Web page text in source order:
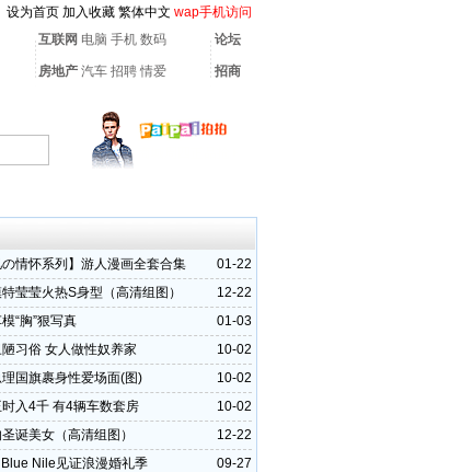
设为首页 加入收藏 繁体中文 wap手机访问
互联网 电脑 手机 数码 论坛
房地产 汽车 招聘 情爱 招商
01-22
の情怀系列】游人漫画全套合集
12-22
莹莹火热S身型（高清组图）
01-03
“胸”狠写真
10-02
习俗 女人做性奴养家
10-02
国旗裹身性爱场面(图)
10-02
入4千 有4辆车数套房
12-22
诞美女（高清组图）
09-27
Blue Nile见证浪漫婚礼季